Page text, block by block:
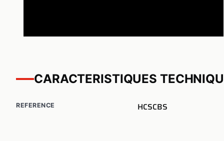
CARACTERISTIQUES
REFERENCE HCSCBS